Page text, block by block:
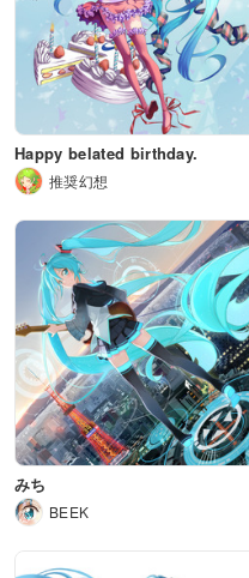
Happy belated birthday.
推奨幻想
みち
BEEK